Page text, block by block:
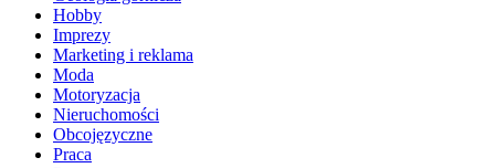
Hobby
Imprezy
Marketing i reklama
Moda
Motoryzacja
Nieruchomości
Obcojęzyczne
Praca